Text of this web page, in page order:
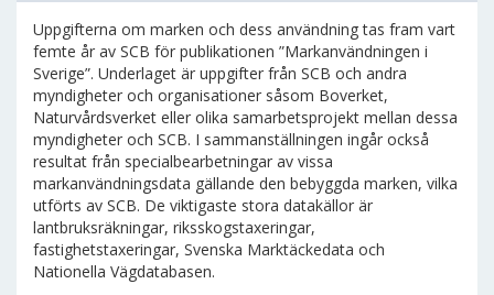
Uppgifterna om marken och dess användning tas fram vart
femte år av SCB för publikationen ”Markanvändningen i
Sverige”. Underlaget är uppgifter från SCB och andra
myndigheter och organisationer såsom Boverket,
Naturvårdsverket eller olika samarbetsprojekt mellan dessa
myndigheter och SCB. I sammanställningen ingår också
resultat från specialbearbetningar av vissa
markanvändningsdata gällande den bebyggda marken, vilka
utförts av SCB. De viktigaste stora datakällor är
lantbruksräkningar, riksskogstaxeringar,
fastighetstaxeringar, Svenska Marktäckedata och
Nationella Vägdatabasen.